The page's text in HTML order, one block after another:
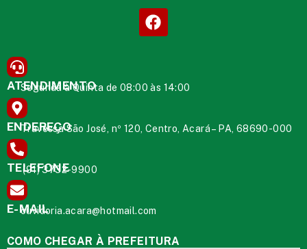
ATENDIMENTO
Segunda à Quinta de 08:00 às 14:00
ENDEREÇO
Travessa São José, nº 120, Centro, Acará – PA, 68690-000
TELEFONE
(91) 3732-9900
E-MAIL
ouvidoria.acara@hotmail.com
COMO CHEGAR À PREFEITURA